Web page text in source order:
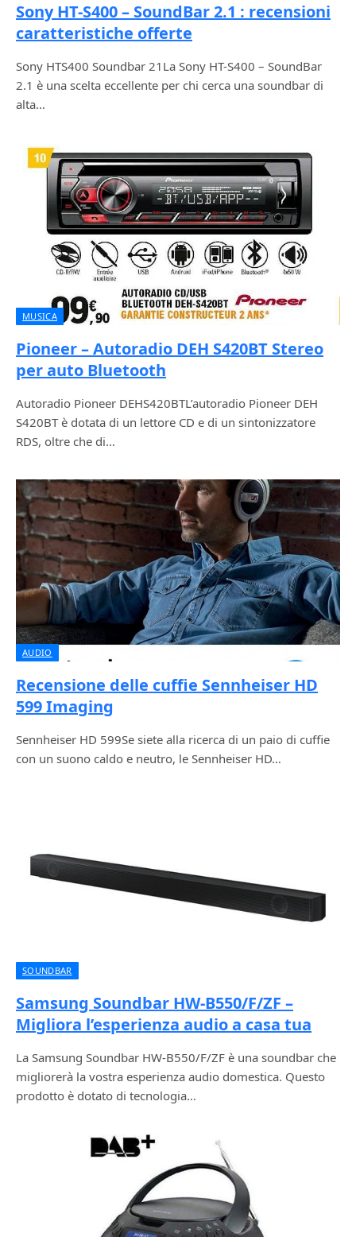
Sony HT-S400 – SoundBar 2.1 : recensioni
caratteristiche offerte
Sony HTS400 Soundbar 21La Sony HT-S400 – SoundBar
2.1 è una scelta eccellente per chi cerca una soundbar di
alta…
MUSICA
Pioneer – Autoradio DEH S420BT Stereo
per auto Bluetooth
Autoradio Pioneer DEHS420BTL’autoradio Pioneer DEH
S420BT è dotata di un lettore CD e di un sintonizzatore
RDS, oltre che di…
AUDIO
Recensione delle cuffie Sennheiser HD
599 Imaging
Sennheiser HD 599Se siete alla ricerca di un paio di cuffie
con un suono caldo e neutro, le Sennheiser HD…
SOUNDBAR
Samsung Soundbar HW-B550/F/ZF –
Migliora l’esperienza audio a casa tua
La Samsung Soundbar HW-B550/F/ZF è una soundbar che
migliorerà la vostra esperienza audio domestica. Questo
prodotto è dotato di tecnologia…